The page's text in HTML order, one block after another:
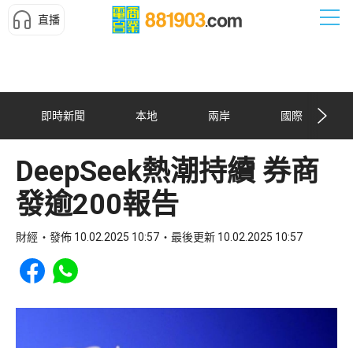
直播
即時新聞 本地 兩岸 國際
DeepSeek熱潮持續 券商
發逾200報告
財經 發佈 10.02.2025 10:57 最後更新 10.02.2025 10:57
Share to Facebook
Share to WhatsApp